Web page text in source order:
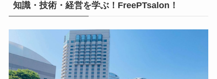
知識・技術・経営を学ぶ！FreePTsalon！